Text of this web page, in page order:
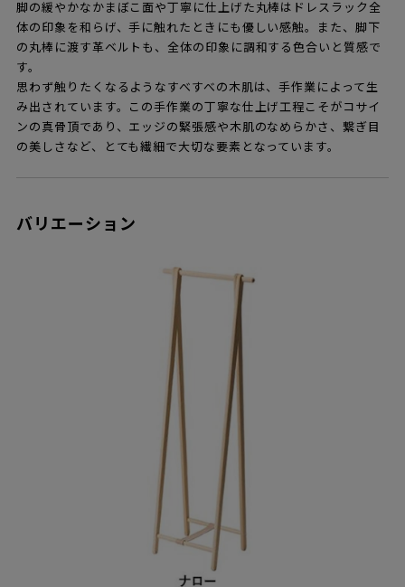
脚の緩やかなかまぼこ面や丁寧に仕上げた丸棒はドレスラック全
体の印象を和らげ、手に触れたときにも優しい感触。また、脚下
の丸棒に渡す革ベルトも、全体の印象に調和する色合いと質感で
す。
思わず触りたくなるようなすべすべの木肌は、手作業によって生
み出されています。この手作業の丁寧な仕上げ工程こそがコサイ
ンの真骨頂であり、エッジの緊張感や木肌のなめらかさ、繋ぎ目
の美しさなど、とても繊細で大切な要素となっています。
バリエーション